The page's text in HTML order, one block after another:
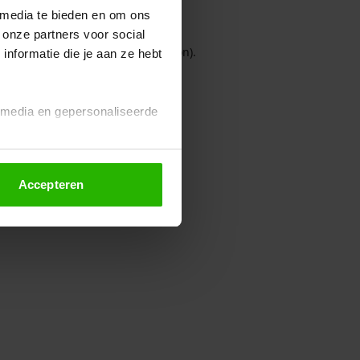
te bieden en om ons
partners voor social
die je aan ze hebt
en gepersonaliseerde
altijd wijzigen of
Accepteren
console for more information).